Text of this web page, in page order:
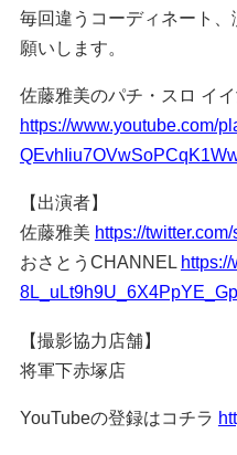
毎回違うコーディネート
願いします。
佐藤雅美のパチ・スロ イ
https://www.youtube.com/
【出演者】
佐藤雅美 https://
おさとうCHANNEL
【撮影協力店舗】
将軍下赤塚店
YouTubeの登録はコチラ